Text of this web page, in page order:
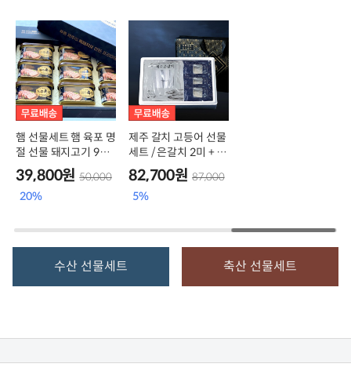
햄 선물세트 햄 육포 명
절 선물 돼지고기 90%
흑햄
39,800원 50,000
20%
제주 갈치 고등어 선물
세트 / 은갈치 2미 + 고
등어살 5쪽 [혼합 3호]
82,700원 87,000
5%
수산 선물세트 축산 선물세트